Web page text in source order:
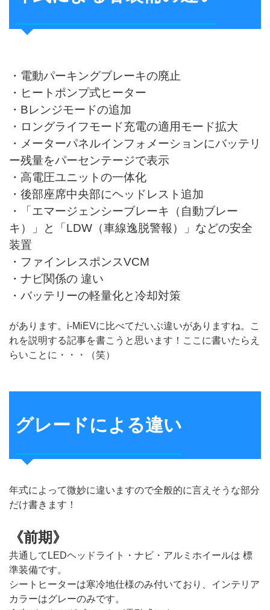
・電動パーキングブレーキの廃止
・ヒートポンプ式ヒーター
・Bレンジモードの追加
・ロングライフモード充電の適用モード拡大
・メーターパネルインフォメーションにバッテリ
ー残量をパーセンテージで表示
・高電圧ユニットの一体化
・後部座席中央部にヘッドレスト追加
・「エマージェンシーブレーキ（自動ブレー
キ）」と「LDW（車線逸脱警報）」などの安全
装置
・ファインレスポンスVCM
・ナビ関係の 違い
・バッテリーの軽量化と冷却対策
があります。i-MiEVに比べてだいぶ違いがありますね。こ
れを説明する記事を書こうと思います！ここに書いたらえ
らいことに・・・（笑）
グレードによる違い
年式によって微妙に違いますので全般的に言えそうな部分
だけ書きます！
《前期》
共通してLEDヘッドライト・ナビ・アルミホイールは 標
準装備です。
シートヒーターは寒冷地仕様のみ付いており、インテリア
カラーはグレーのみです。